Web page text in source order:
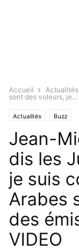
Accueil Actualités
sont des voleurs, je...
Actualités Buzz
Jean-
dis les
je suis
Arabes
des
VIDEO